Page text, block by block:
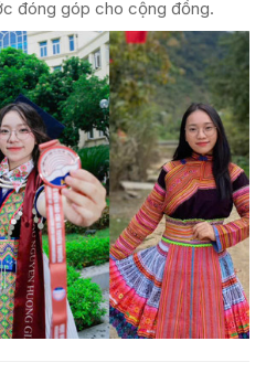
đóng góp cho cộng đồng.